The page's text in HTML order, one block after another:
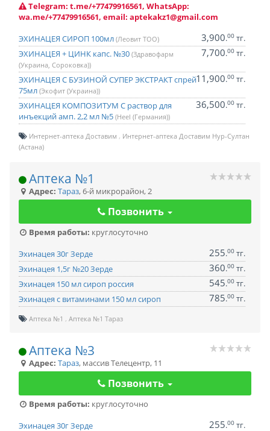
Telegram: t.me/+77479916561, WhatsApp:
wa.me/+77479916561, email: aptekakz1@gmail.com
ЭХИНАЦЕЯ СИРОП 100мл (Леовит ТОО) 3,900.00 тг.
ЭХИНАЦЕЯ + ЦИНК капс. №30 (Здравофарм
(Украина, Сороковка))
7,700.00 тг.
ЭХИНАЦЕЯ С БУЗИНОЙ СУПЕР ЭКСТРАКТ спрей
75мл (Экофит (Украина))
11,900.00 тг.
ЭХИНАЦЕЯ КОМПОЗИТУМ С раствор для
инъекций амп. 2,2 мл №5 (Heel (Германия))
36,500.00 тг.
Интернет-аптека Доставим
Интернет-аптека Доставим Нур-Султан
(Астана)
Аптека №1
Адрес: Тараз,6-й микрорайон, 2
Позвонить
Время работы: круглосуточно
Эхинацея 30г Зерде
255.00 тг.
Эхинацея 1,5г №20 Зерде
360.00 тг.
Эхинацея 150 мл сироп россия
545.00 тг.
Эхинацея с витаминами 150 мл сироп
785.00 тг.
Аптека №1 Аптека №1 Тараз
Аптека №3
Адрес: Тараз, массив Телецентр, 11
Позвонить
Время работы: круглосуточно
Эхинацея 30г Зерде
255.00 тг.